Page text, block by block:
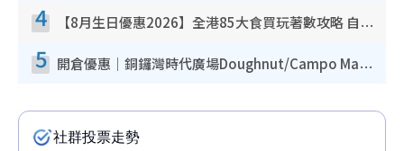
4 【8月生日優惠2026】全港85大食買玩著數攻略 自助餐/火鍋放題同行免費＋誠品/DONKI送現金券
5 開倉優惠｜銅鑼灣時代廣場Doughnut/Campo Marzio開倉低至1折！背囊、書包、手袋劈價$200起